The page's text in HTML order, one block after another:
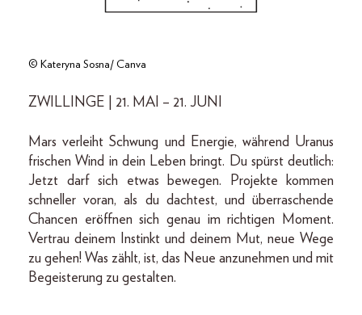
© Kateryna Sosna/ Canva
ZWILLINGE | 21. MAI – 21. JUNI
Mars verleiht Schwung und Energie, während Uranus
frischen Wind in dein Leben bringt. Du spürst deutlich:
Jetzt darf sich etwas bewegen. Projekte kommen
schneller voran, als du dachtest, und überraschende
Chancen eröffnen sich genau im richtigen Moment.
Vertrau deinem Instinkt und deinem Mut, neue Wege
zu gehen! Was zählt, ist, das Neue anzunehmen und mit
Begeisterung zu gestalten.